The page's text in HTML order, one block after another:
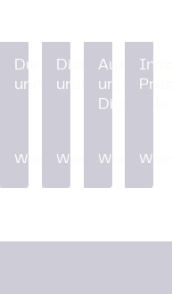
undDurchflussregelung
und Verteiler
Weiterlesen
und
Weiterlesen
und